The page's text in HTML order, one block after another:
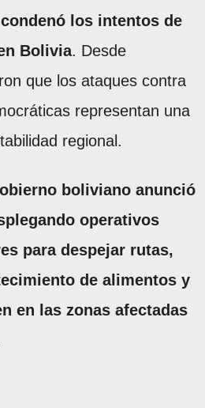
los intentos de
Bolivia. Desde
que los ataques contra
representan una
regional.
boliviano anunció
operativos
para despejar rutas,
de alimentos y
en las zonas afectadas